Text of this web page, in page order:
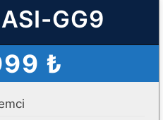
GG9
₺